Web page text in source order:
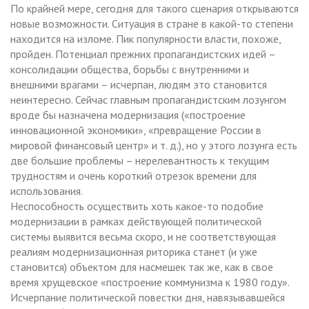
По крайней мере, сегодня для такого сценария открываются
новые возможности. Ситуация в стране в какой-то степени
находится на изломе. Пик популярности власти, похоже,
пройден. Потенциал прежних пропагандистских идей –
консолидации общества, борьбы с внутренними и
внешними врагами – исчерпан, людям это становится
неинтересно. Сейчас главным пропагандистским лозунгом
вроде бы назначена модернизация («построение
инновационной экономики», «превращение России в
мировой финансовый центр» и т. д.), но у этого лозунга есть
две большие проблемы – нерелевантность к текущим
трудностям и очень короткий отрезок времени для
использования.
Неспособность осуществить хоть какое-то подобие
модернизации в рамках действующей политической
системы выявится весьма скоро, и не соответствующая
реалиям модернизационная риторика станет (и уже
становится) объектом для насмешек так же, как в свое
время хрущевское «построение коммунизма к 1980 году».
Исчерпание политической повестки дня, навязывавшейся